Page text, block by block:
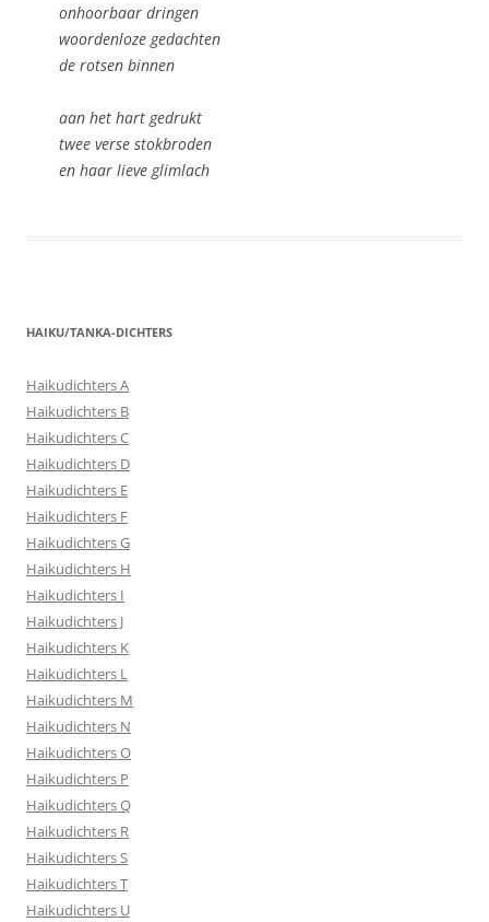
onhoorbaar dringen
woordenloze gedachten
de rotsen binnen
aan het hart gedrukt
twee verse stokbroden
en haar lieve glimlach
HAIKU/TANKA-DICHTERS
Haikudichters A
Haikudichters B
Haikudichters C
Haikudichters D
Haikudichters E
Haikudichters F
Haikudichters G
Haikudichters H
Haikudichters I
Haikudichters J
Haikudichters K
Haikudichters L
Haikudichters M
Haikudichters N
Haikudichters O
Haikudichters P
Haikudichters Q
Haikudichters R
Haikudichters S
Haikudichters T
Haikudichters U